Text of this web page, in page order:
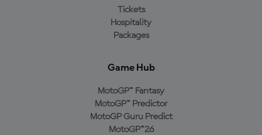
Tickets
Hospitality
Packages
Game Hub
MotoGP™ Fantasy
MotoGP™ Predictor
MotoGP Guru Predict
MotoGP™26